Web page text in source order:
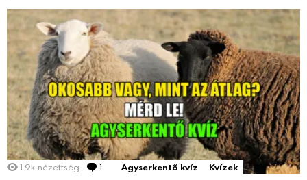
1.9k nézettség 1 Comment
Agyserkentő kvíz Kvízek